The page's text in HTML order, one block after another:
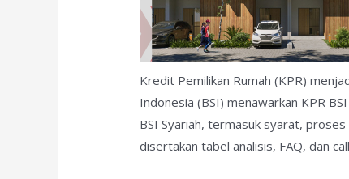
Kredit Pemilikan Rumah (KPR)
Indonesia (BSI) menawarkan KPR
BSI Syariah, termasuk syarat,
disertakan tabel analisis, FAQ, dan